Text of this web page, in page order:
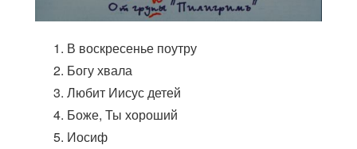
В воскресенье поутру
Богу хвала
Любит Иисус детей
Боже, Ты хороший
Иосиф